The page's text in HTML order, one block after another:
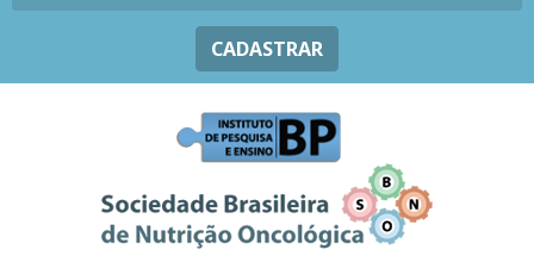
CADASTRAR